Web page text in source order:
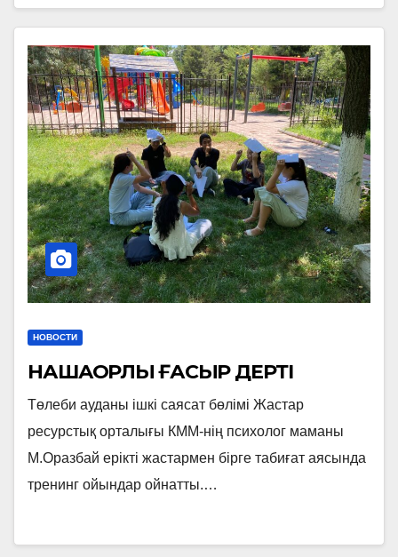
НОВОСТИ
НАШАҚОРЛЫҚ ҒАСЫР ДЕРТІ
Төлеби ауданы ішкі саясат бөлімі Жастар
ресурстық орталығы КММ-нің психолог маманы
М.Оразбай ерікті жастармен бірге табиғат аясында
тренинг ойындар ойнатты.…